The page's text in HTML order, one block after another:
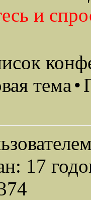
и
тема•
17